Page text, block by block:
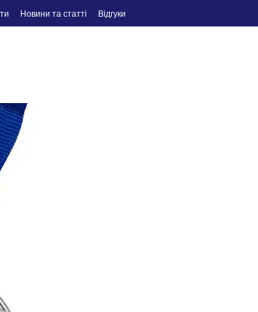
Новини та статті Відгуки